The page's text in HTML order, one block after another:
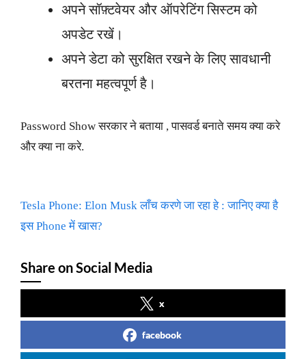
अपने सॉफ़्टवेयर और ऑपरेटिंग सिस्टम को
अपडेट रखें।
अपने डेटा को सुरक्षित रखने के लिए सावधानी
बरतना महत्वपूर्ण है।
Password Show सरकार ने बताया , पासवर्ड बनाते समय क्या करे
और क्या ना करे.
Tesla Phone: Elon Musk लाँच करणे जा रहा हे : जानिए क्या है
इस Phone में खास?
Share on Social Media
x
facebook